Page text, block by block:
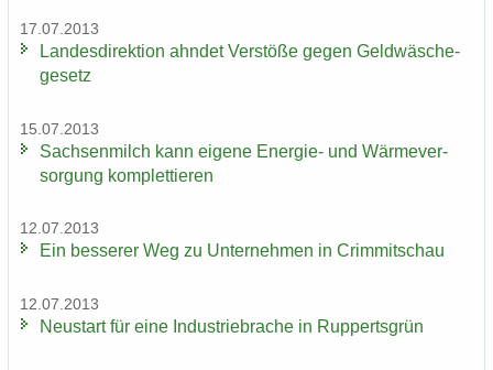
17.07.2013
Lan­des­di­rek­ti­on ahn­det Ver­stö­ße gegen Geld­wä­sche­
ge­setz
15.07.2013
Sach­sen­milch kann ei­ge­ne Energie-​ und Wär­me­ver­
sor­gung kom­plet­tie­ren
12.07.2013
Ein bes­se­rer Weg zu Un­ter­neh­men in Crim­mit­schau
12.07.2013
Neu­start für eine In­dus­trie­bra­che in Rup­perts­grün